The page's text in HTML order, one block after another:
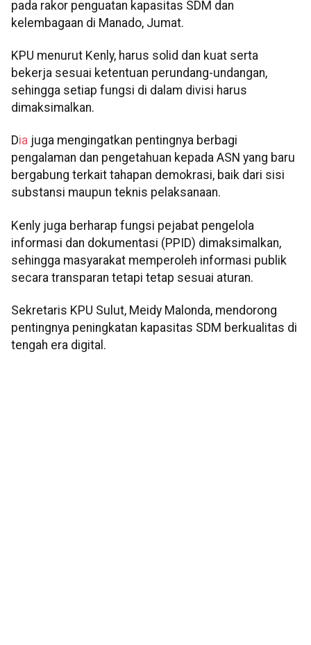
pada rakor penguatan kapasitas SDM dan
kelembagaan di Manado, Jumat.
KPU menurut Kenly, harus solid dan kuat serta
bekerja sesuai ketentuan perundang-undangan,
sehingga setiap fungsi di dalam divisi harus
dimaksimalkan.
Dia juga mengingatkan pentingnya berbagi
pengalaman dan pengetahuan kepada ASN yang baru
bergabung terkait tahapan demokrasi, baik dari sisi
substansi maupun teknis pelaksanaan.
Kenly juga berharap fungsi pejabat pengelola
informasi dan dokumentasi (PPID) dimaksimalkan,
sehingga masyarakat memperoleh informasi publik
secara transparan tetapi tetap sesuai aturan.
Sekretaris KPU Sulut, Meidy Malonda, mendorong
pentingnya peningkatan kapasitas SDM berkualitas di
tengah era digital.